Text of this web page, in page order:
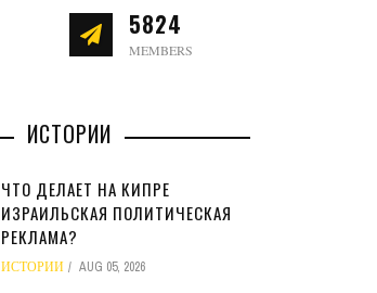
5824
MEMBERS
ИСТОРИИ
ЧТО ДЕЛАЕТ НА КИПРЕ
ИЗРАИЛЬСКАЯ ПОЛИТИЧЕСКАЯ
РЕКЛАМА?
ИСТОРИИ AUG 05, 2026